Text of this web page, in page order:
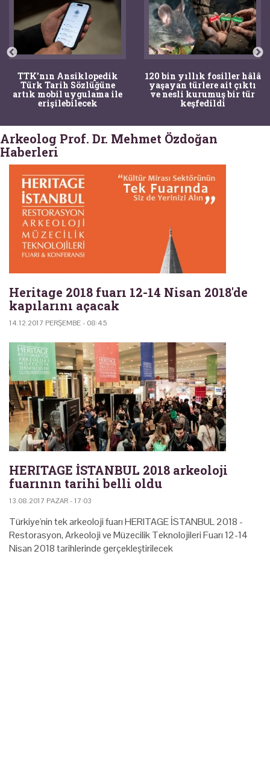
TTK'nın Ansiklopedik
Türk Tarih Sözlüğüne
artık mobil uygulama ile
erişilebilecek
120 bin yıllık fosiller hâlâ
yaşayan türlere ait çıktı
ve nesli kurumuş bir tür
keşfedildi
Arkeolog Prof. Dr. Mehmet Özdoğan
Haberleri
Heritage 2018 fuarı 12-14 Nisan 2018'de
kapılarını açacak
14.12.2017 PERŞEMBE - 08:45
HERITAGE İSTANBUL 2018 arkeoloji
fuarının tarihi belli oldu
13.08.2017 PAZAR - 17:03
Türkiye'nin tek arkeoloji fuarı HERITAGE İSTANBUL 2018 -
Restorasyon, Arkeoloji ve Müzecilik Teknolojileri Fuarı 12-14
Nisan 2018 tarihlerinde gerçekleştirilecek